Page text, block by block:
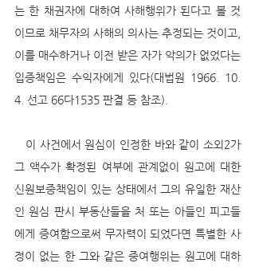
는 한 채권자에 대하여 사해행위가 된다고 볼 것
이므로 채무자의 사해의 의사는 추정되는 것이고,
이를 매수하거나 이전 받은 자가 악의가 없었다는
입증책임은 수익자에게 있다(대법원 1966. 10.
4. 선고 66다1535 판결 등 참조).
그 액수가 확정된 여부에 관계없이 원고에 대한
신원보증책임이 있는 상태에서 그의 유일한 재산
인 원심 판시 부동산들을 처 또는 아들인 피고들
에게 증여함으로써 무자력이 되었다면 특별한 사
정이 없는 한 그와 같은 증여행위는 원고에 대하